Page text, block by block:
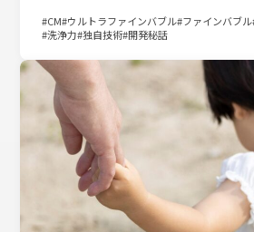
CM ウルトラファインバブル ファインバブル
洗浄力 独自技術 開発秘話